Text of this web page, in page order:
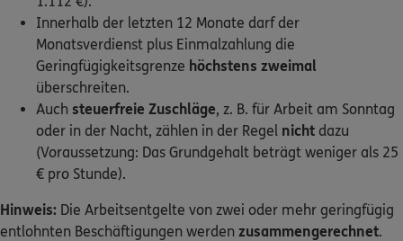
Innerhalb der letzten 12 Monate darf der
Monatsverdienst plus Einmalzahlung die
Geringfügigkeitsgrenze höchstens zweimal
überschreiten.
Auch steuerfreie Zuschläge, z. B. für Arbeit am Sonntag
oder in der Nacht, zählen in der Regel nicht dazu
(Voraussetzung: Das Grundgehalt beträgt weniger als 25
€ pro Stunde).
Hinweis: Die Arbeitsentgelte von zwei oder mehr geringfügig
entlohnten Beschäftigungen werden zusammengerechnet.